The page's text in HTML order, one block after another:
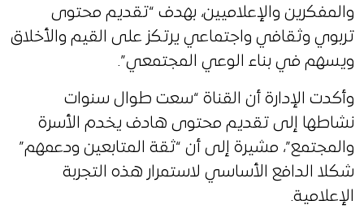
والمفكرين والإعلاميين، بهدف “تقديم محتوى
تربوي وثقافي واجتماعي يرتكز على القيم والأخلاق
ويسهم في بناء الوعي المجتمعي”.
وأكدت الإدارة أن القناة “سعت طوال سنوات
نشاطها إلى تقديم محتوى هادف يخدم الأسرة
والمجتمع”، مشيرة إلى أن “ثقة المتابعين ودعمهم”
شكلا الدافع الأساسي لاستمرار هذه التجربة
الإعلامية.